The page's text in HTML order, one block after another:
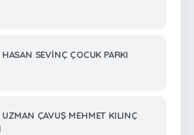
SEVİNÇ ÇOCUK PARKI
ÇAVUŞ MEHMET KILINÇ